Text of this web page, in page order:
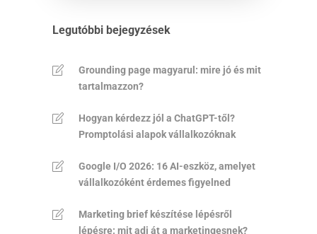
Legutóbbi bejegyzések
Grounding page magyarul: mire jó és mit
tartalmazzon?
Hogyan kérdezz jól a ChatGPT-től?
Promptolási alapok vállalkozóknak
Google I/O 2026: 16 AI-eszköz, amelyet
vállalkozóként érdemes figyelned
Marketing brief készítése lépésről
lépésre: mit adj át a marketingesnek?